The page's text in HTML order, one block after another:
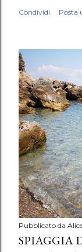
Condividi Posta
Pubblicato da
SPIAGGIA